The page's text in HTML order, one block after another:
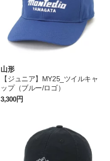
山形
【ジュニア】MY25_ツイルキャ
ップ（ブルー/ロゴ）
3,300円